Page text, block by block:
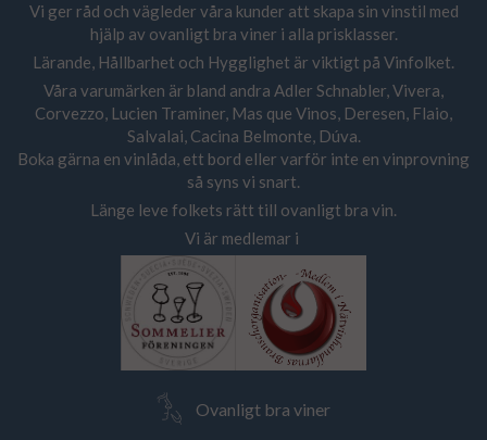
Vi ger råd och vägleder våra kunder att skapa sin vinstil med
hjälp av ovanligt bra viner i alla prisklasser.
Lärande, Hållbarhet och Hygglighet är viktigt på Vinfolket.
Våra varumärken är bland andra Adler Schnabler, Vivera,
Corvezzo, Lucien Traminer, Mas que Vinos, Deresen, Flaio,
Salvalai, Cacina Belmonte, Dúva.
Boka gärna en vinlåda, ett bord eller varför inte en vinprovning
så syns vi snart.
Länge leve folkets rätt till ovanligt bra vin.
Vi är medlemar i
Ovanligt bra viner